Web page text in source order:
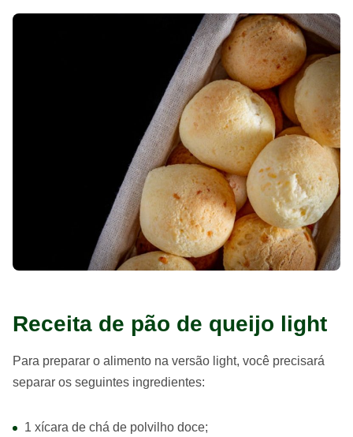
Receita de pão de queijo light
Para preparar o alimento na versão light, você precisará
separar os seguintes ingredientes:
1 xícara de chá de polvilho doce;